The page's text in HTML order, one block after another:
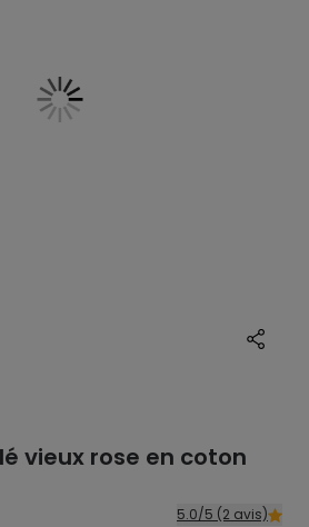
vieux rose en coton
5.0/5 (2 avis)